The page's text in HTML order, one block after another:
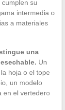
su
intermedia o
a materiales
una
Un
hoja o el tope
un modelo
en el vertedero